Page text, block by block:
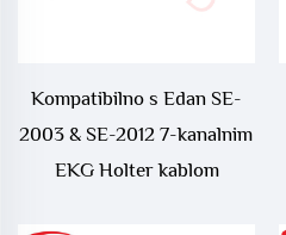
Kompatibilno s Edan SE-
2003 & SE-2012 7-kanalnim
EKG Holter kablom